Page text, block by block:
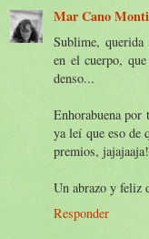
Mar Cano
Sublime,
en el cuerpo,
denso...
Enhorabuena por
ya leí que eso de
premios,
Un abrazo y feliz
Responder